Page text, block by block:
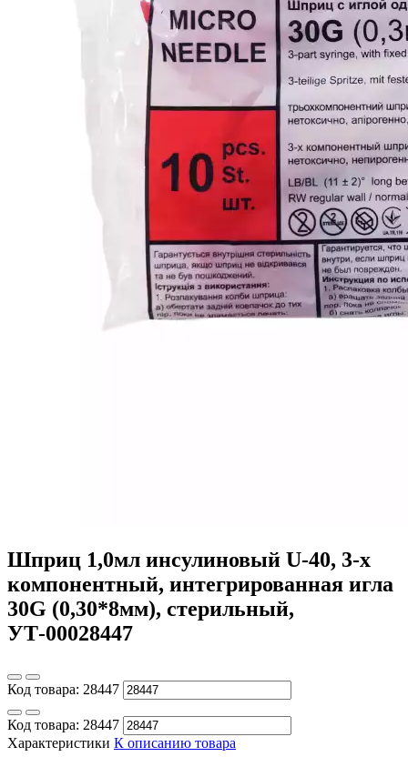
Шприц 1,0мл инсулиновый U-40, 3-х
компонентный, интегрированная игла
30G (0,30*8мм), стерильный,
УТ-00028447
Код товара: 28447
Код товара: 28447
Характеристики К описанию товара